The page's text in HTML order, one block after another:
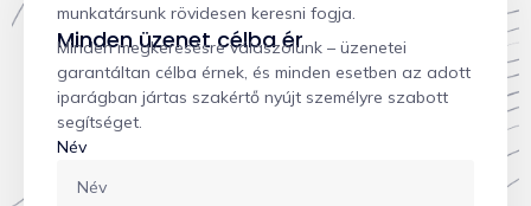
munkatársunk rövidesen keresni fogja.
Minden üzenet célba ér
Minden megkeresésre válaszolunk – üzenetei
garantáltan célba érnek, és minden esetben az adott
iparágban jártas szakértő nyújt személyre szabott
segítséget.
Név